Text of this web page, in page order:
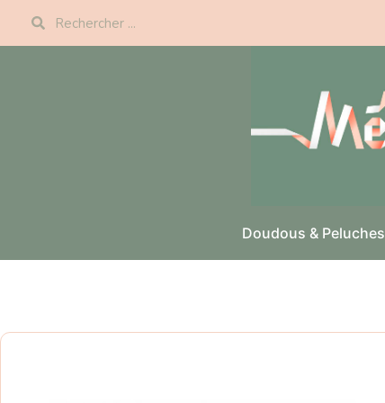
Doudous & Peluches